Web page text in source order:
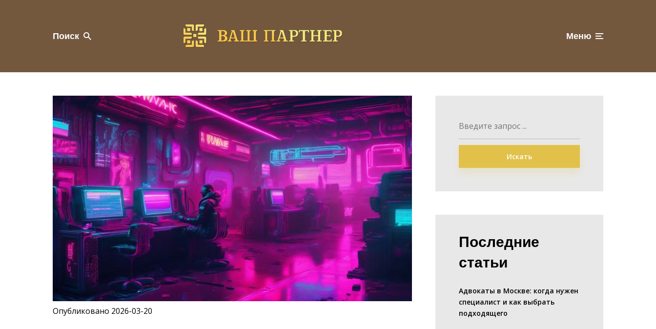
Поиск Меню
Опубликовано 2026-03-20
Искать
Последние
статьи
Адвокаты в Москве: когда нужен
специалист и как выбрать
подходящего